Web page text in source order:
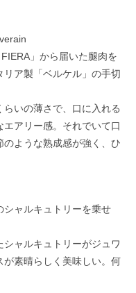
」から届いた腿肉を
ア製「ベルケル」の手切
いの薄さで、口に入れる
アリー感。それでいて口
ような熟成感が強く、ひ
ャルキュトリーを乗せ
シャルキュトリーがジュワ
が素晴らしく美味しい。何